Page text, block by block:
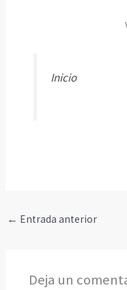
Inicio
← Entrada anterior
Deja un